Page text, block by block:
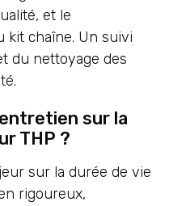
et le
kit chaîne. Un suivi
du nettoyage des
sur la
THP ?
sur la durée de vie
rigoureux,